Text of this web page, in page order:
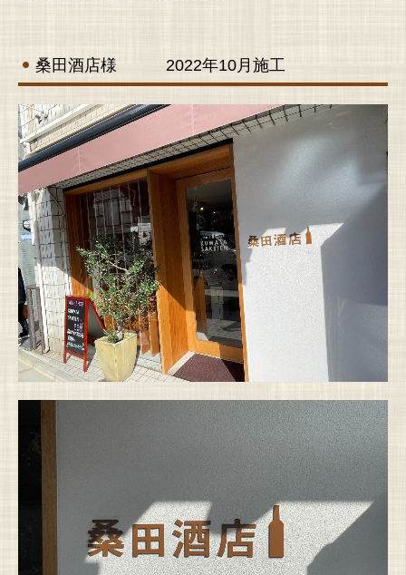
桑田酒店様 2022年10月施工